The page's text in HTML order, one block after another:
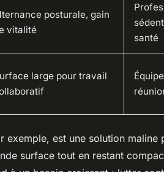
posturale, gain
vitalité
santé
large pour travail
exemple, est une solution
surface tout en restant